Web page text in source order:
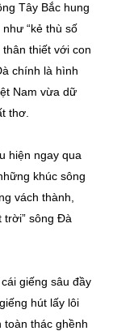
Tây Bắc hung
“kẻ thù số
thiết với con
chính là hình
Nam vừa dữ
thơ.
hiện ngay qua
khúc sông
vách thành,
trời” sông Đà
giếng sâu đầy
hút lấy lôi
thác ghềnh